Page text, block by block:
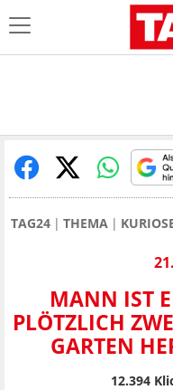
TAG24 THEMA
MANN IST
PLÖTZLICH
GARTEN
12.394